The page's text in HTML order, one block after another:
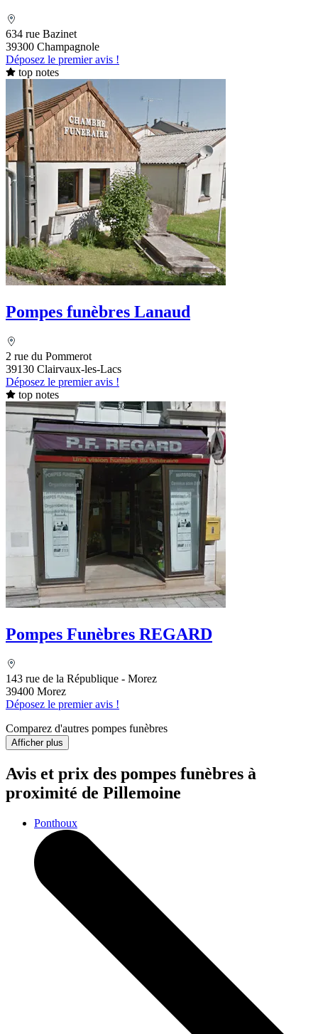
634 rue Bazinet
39300 Champagnole
Déposez le premier avis !
top notes
Pompes funèbres Lanaud
2 rue du Pommerot
39130 Clairvaux-les-Lacs
Déposez le premier avis !
top notes
Pompes Funèbres REGARD
143 rue de la République - Morez
39400 Morez
Déposez le premier avis !
Comparez d'autres pompes funèbres
Afficher plus
Avis et prix des pompes funèbres à
proximité de Pillemoine
Ponthoux